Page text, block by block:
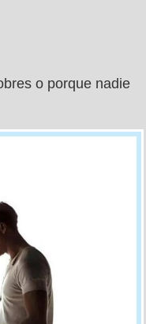
o porque nadie